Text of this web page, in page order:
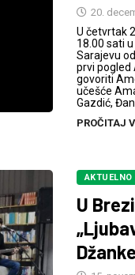
20.
U četvrtak
18.00 sati
Sarajevu
prvi pogled
govoriti
učešće
Gazdić,
PROČITAJ
AKTUELNO
U
Džanke